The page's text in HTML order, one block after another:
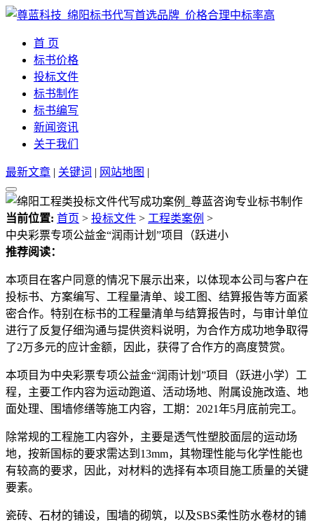
首 页
标书价格
投标文件
标书制作
标书编写
新闻资讯
关于我们
最新文章 | 关键词 | 网站地图 |
当前位置: 首页 > 投标文件 > 工程类案例 >
中央彩票专项公益金“润雨计划”项目（跃进小
推荐阅读：
本项目在客户同意的情况下展示出来，以体现本公司与客户在
投标书、方案编写、工程量清单、竣工图、结算报告等方面紧
密合作。特别在标书的工程量清单与结算报告时，与审计单位
进行了反复仔细沟通与提供资料说明，为合作方成功地争取得
了2万多元的应计金额，因此，获得了合作方的高度赞赏。
本项目为中央彩票专项公益金“润雨计划”项目（跃进小学）工
程，主要工作内容为运动跑道、活动场地、附属设施改造、地
面处理、围墙修缮等施工内容，工期：2021年5月底前完工。
除常规的工程施工内容外，主要是透气性塑胶面层的运动场
地，按新国标的要求需达到13mm，其物理性能与化学性能也
有较高的要求，因此，对材料的选择有本项目施工质量的关键
要素。
瓷砖、石材的铺设，围墙的砌筑，以及SBS柔性防水卷材的铺